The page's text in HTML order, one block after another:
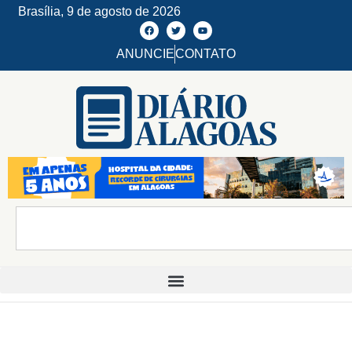
Brasília, 9 de agosto de 2026
ANUNCIECONTATO